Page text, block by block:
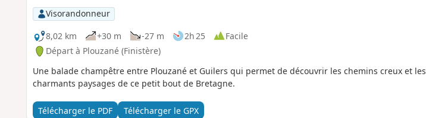
Visorandonneur
8,02 km
+30 m -27 m 2h 25
Facile
Départ à Plouzané (Finistère)
Une balade champêtre entre Plouzané et Guilers qui permet de découvrir les chemins creux et les
charmants paysages de ce petit bout de Bretagne.
Télécharger le PDF Télécharger le GPX